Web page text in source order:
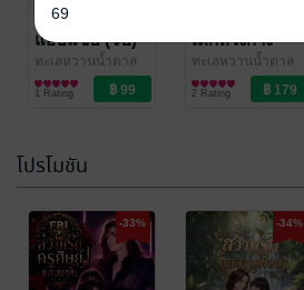
สวาทรักครูศิษย์
แอบแซ่บ (จบ)
ทะเลหวานน้ำตาล
ครีม
นิยาย Girl
Love/Yuri
1 Rating
เด็กหวงก้าง
(จบ)
ทะเลหวานน้ำตาล
ครีม
นิยายรัก
2 Rating
โปรโมชัน
-33% -34%
69